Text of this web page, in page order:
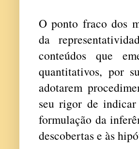
O ponto fraco dos
da
conteúdos que
quantitativos, por
adotarem
seu rigor de
formulação da
descobertas e às